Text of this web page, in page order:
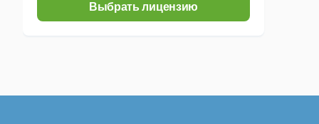
Выбрать лицензию